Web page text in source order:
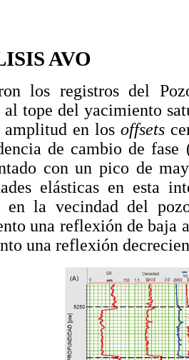
AVO
los registros del
al tope del yacimiento
amplitud en los offsets
de cambio de fase
con un pico de
elásticas en esta
en la vecindad del
una reflexión de baja
una reflexión